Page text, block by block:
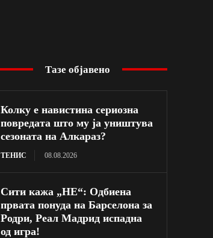
Тазе објавено
Колку е навистина сериозна
повредата што му ја уништува
сезоната на Алкараз?
ТЕНИС 08.08.2026
Сити кажа „НЕ“: Одбиена
првата понуда на Барселона за
Родри, Реал Мадрид испадна
од игра!